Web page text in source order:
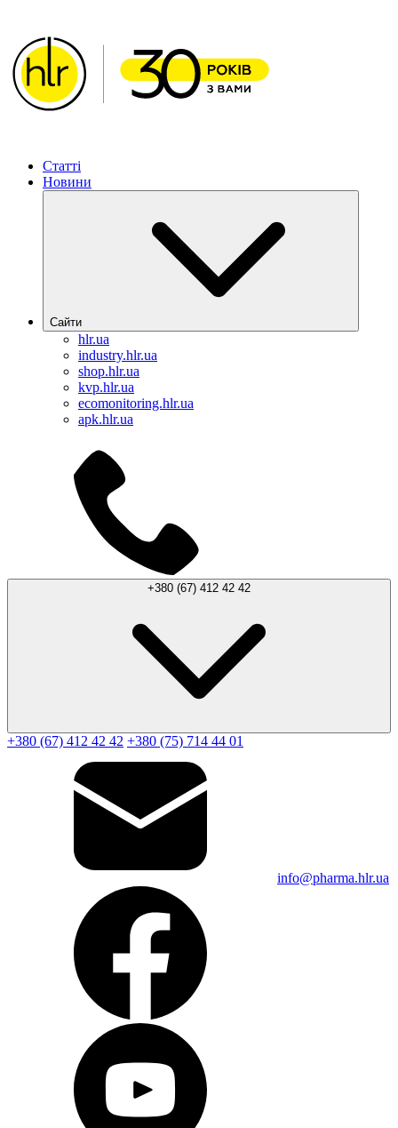
Статті
Новини
Сайти
hlr.ua
industry.hlr.ua
shop.hlr.ua
kvp.hlr.ua
ecomonitoring.hlr.ua
apk.hlr.ua
+380 (67) 412 42 42
+380 (67) 412 42 42 +380 (75) 714 44 01
info@pharma.hlr.ua